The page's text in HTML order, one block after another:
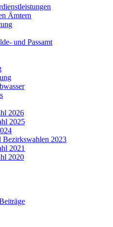
Ämtern
und Passamt
2026
2025
Bezirkswahlen 2023
2021
2020